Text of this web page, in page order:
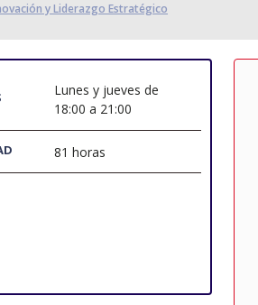
y Liderazgo Estratégico
Lunes y jueves de
18:00 a 21:00
81 horas